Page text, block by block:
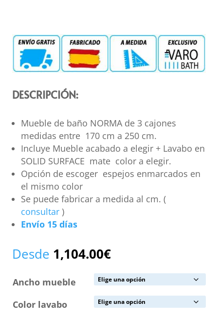
DESCRIPCIÓN:
Mueble de baño NORMA de 3 cajones
medidas entre 170 cm a 250 cm.
Incluye Mueble acabado a elegir + Lavabo en
SOLID SURFACE mate color a elegir.
Opción de escoger espejos enmarcados en
el mismo color
Se puede fabricar a medida al cm. (
consultar)
Envío 15 días
Desde 1,104.00€
Ancho mueble
Color lavabo